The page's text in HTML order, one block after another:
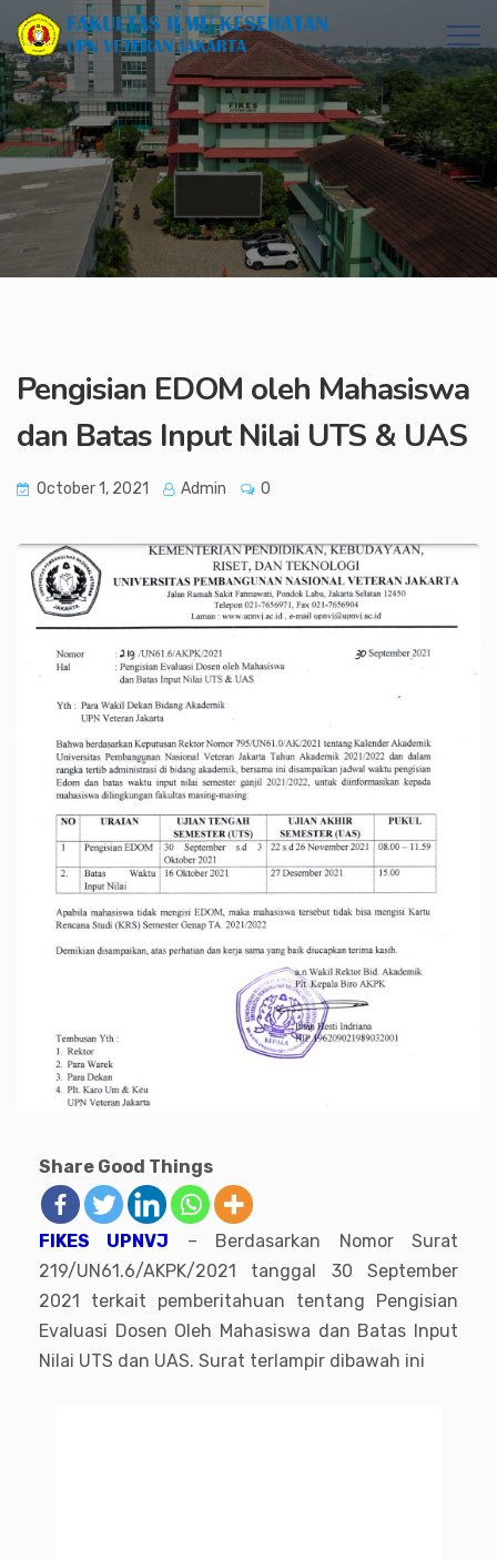
Pengisian EDOM oleh Mahasiswa
dan Batas Input Nilai UTS & UAS
October 1, 2021 Admin 0
Share Good Things
FIKES UPNVJ – Berdasarkan Nomor Surat
219/UN61.6/AKPK/2021 tanggal 30 September
2021 terkait pemberitahuan tentang Pengisian
Evaluasi Dosen Oleh Mahasiswa dan Batas Input
Nilai UTS dan UAS. Surat terlampir dibawah ini